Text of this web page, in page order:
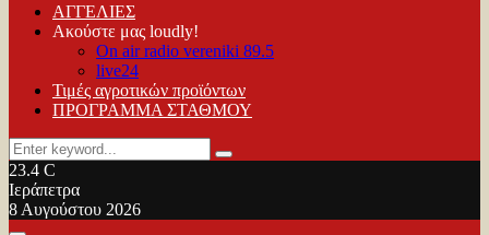
ΑΓΓΕΛΙΕΣ
Ακούστε μας loudly!
On air radio vereniki 89.5
live24
Τιμές αγροτικών προϊόντων
ΠΡΟΓΡΑΜΜΑ ΣΤΑΘΜΟΥ
Search
for:
Search
23.4 C
Ιεράπετρα
8 Αυγούστου 2026
Facebook
Twitter
Youtube